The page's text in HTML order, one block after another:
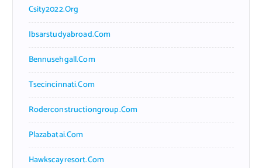
Csity2022.org
Ibsarstudyabroad.com
Bennusehgall.com
Tsecincinnati.com
Roderconstructiongroup.com
Plazabatai.com
Hawkscayresort.com